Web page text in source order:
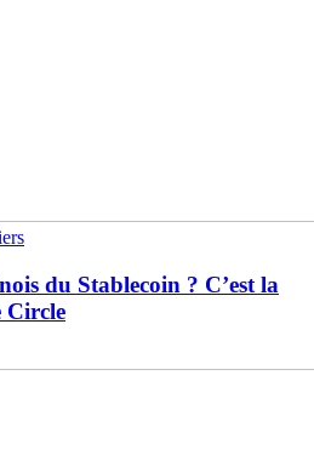
du Stablecoin ? C’est la
Circle